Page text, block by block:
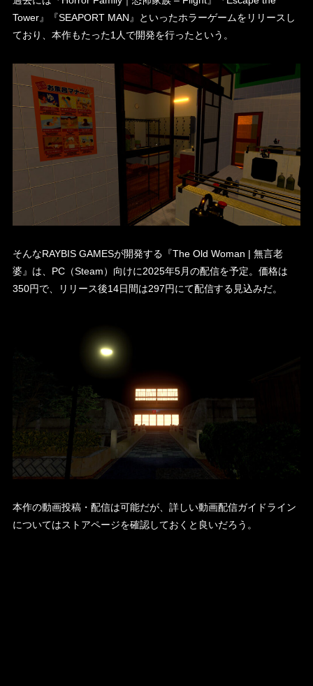
Tower』『SEAPORT MAN』といったホラーゲームをリリースし
ており、本作もたった1人で開発を行ったという。
そんなRAYBIS GAMESが開発する『The Old Woman | 無言老
婆』は、PC（Steam）向けに2025年5月の配信を予定。価格は
350円で、リリース後14日間は297円にて配信する見込みだ。
本作の動画投稿・配信は可能だが、詳しい動画配信ガイドライン
についてはストアページを確認しておくと良いだろう。